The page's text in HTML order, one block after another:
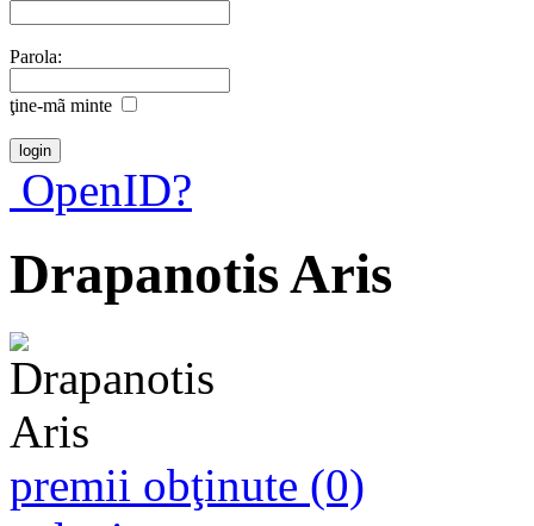
Parola:
ţine-mã minte
OpenID?
Drapanotis Aris
premii obţinute (0)